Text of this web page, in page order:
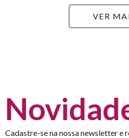
VER
Cadastre-se na nossa newsletter e